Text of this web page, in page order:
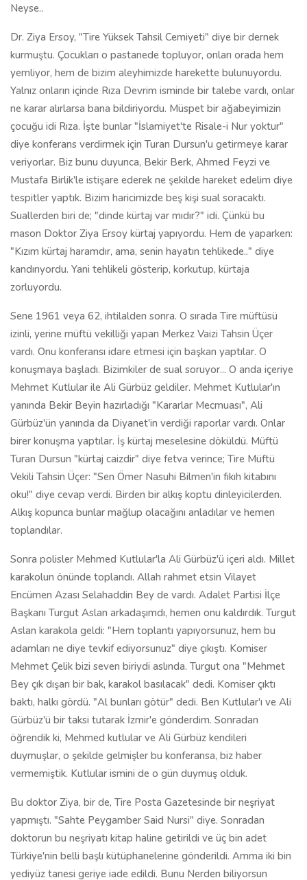
Neyse..
Dr. Ziya Ersoy, "Tire Yüksek Tahsil Cemiyeti" diye bir dernek
kurmuştu. Çocukları o pastanede topluyor, onları orada hem
yemliyor, hem de bizim aleyhimizde harekette bulunuyordu.
Yalnız onların içinde Rıza Devrim isminde bir talebe vardı, onlar
ne karar alırlarsa bana bildiriyordu. Müspet bir ağabeyimizin
çocuğu idi Rıza. İşte bunlar "İslamiyet'te Risale-i Nur yoktur"
diye konferans verdirmek için Turan Dursun'u getirmeye karar
veriyorlar. Biz bunu duyunca, Bekir Berk, Ahmed Feyzi ve
Mustafa Birlik'le istişare ederek ne şekilde hareket edelim diye
tespitler yaptık. Bizim haricimizde beş kişi sual soracaktı.
Suallerden biri de; "dinde kürtaj var mıdır?" idi. Çünkü bu
mason Doktor Ziya Ersoy kürtaj yapıyordu. Hem de yaparken:
"Kızım kürtaj haramdır, ama, senin hayatın tehlikede.." diye
kandırıyordu. Yani tehlikeli gösterip, korkutup, kürtaja
zorluyordu.
Sene 1961 veya 62, ihtilalden sonra. O sırada Tire müftüsü
izinli, yerine müftü vekilliği yapan Merkez Vaizi Tahsin Üçer
vardı. Onu konferansı idare etmesi için başkan yaptılar. O
konuşmaya başladı. Bizimkiler de sual soruyor... O anda içeriye
Mehmet Kutlular ile Ali Gürbüz geldiler. Mehmet Kutlular'ın
yanında Bekir Beyin hazırladığı "Kararlar Mecmuası", Ali
Gürbüz'ün yanında da Diyanet'in verdiği raporlar vardı. Onlar
birer konuşma yaptılar. İş kürtaj meselesine döküldü. Müftü
Turan Dursun "kürtaj caizdir" diye fetva verince; Tire Müftü
Vekili Tahsin Üçer: "Sen Ömer Nasuhi Bilmen'in fıkıh kitabını
oku!" diye cevap verdi. Birden bir alkış koptu dinleyicilerden.
Alkış kopunca bunlar mağlup olacağını anladılar ve hemen
toplandılar.
Sonra polisler Mehmed Kutlular'la Ali Gürbüz'ü içeri aldı. Millet
karakolun önünde toplandı. Allah rahmet etsin Vilayet
Encümen Azası Selahaddin Bey de vardı. Adalet Partisi İlçe
Başkanı Turgut Aslan arkadaşımdı, hemen onu kaldırdık. Turgut
Aslan karakola geldi: "Hem toplantı yapıyorsunuz, hem bu
adamları ne diye tevkif ediyorsunuz" diye çıkıştı. Komiser
Mehmet Çelik bizi seven biriydi aslında. Turgut ona "Mehmet
Bey çık dışarı bir bak, karakol basılacak" dedi. Komiser çıktı
baktı, halkı gördü. "Al bunları götür" dedi. Ben Kutlular'ı ve Ali
Gürbüz'ü bir taksi tutarak İzmir'e gönderdim. Sonradan
öğrendik ki, Mehmed kutlular ve Ali Gürbüz kendileri
duymuşlar, o şekilde gelmişler bu konferansa, biz haber
vermemiştik. Kutlular ismini de o gün duymuş olduk.
Bu doktor Ziya, bir de, Tire Posta Gazetesinde bir neşriyat
yapmıştı. "Sahte Peygamber Said Nursi" diye. Sonradan
doktorun bu neşriyatı kitap haline getirildi ve üç bin adet
Türkiye'nin belli başlı kütüphanelerine gönderildi. Amma iki bin
yediyüz tanesi geriye iade edildi. Bunu Nerden biliyorsun